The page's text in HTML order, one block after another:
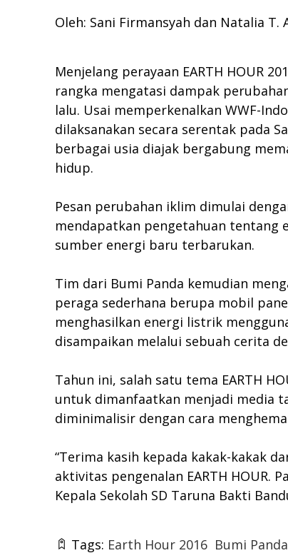
Oleh: Sani Firmansyah dan Natalia T.
Menjelang perayaan EARTH HOUR
rangka mengatasi dampak
lalu. Usai memperkenalkan WWF-
dilaksanakan secara serentak pada
berbagai usia diajak bergabung
hidup.
Pesan perubahan iklim dimulai
mendapatkan pengetahuan tentang
sumber energi baru terbarukan.
Tim dari Bumi Panda kemudian
peraga sederhana berupa mobil
menghasilkan energi listrik
disampaikan melalui sebuah cerita
Tahun ini, salah satu tema EARTH
untuk dimanfaatkan menjadi media
diminimalisir dengan cara
“Terima kasih kepada kakak-kakak
aktivitas pengenalan EARTH HOUR.
Kepala Sekolah SD Taruna Bakti
Tags: Earth Hour 2016 Bumi Panda